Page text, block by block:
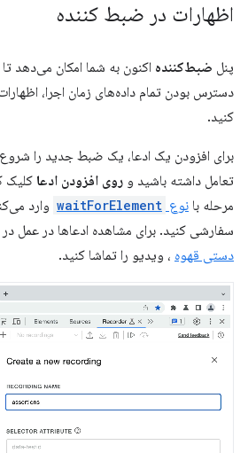
اظهارات در ضبط کننده
پنل ضبط‌کننده اکنون به شما امکان می‌دهد
کنید.
برای افزودن یک ادعا، یک ضبط جدید را
تعامل داشته باشید و روی افزودن ادعا کلیک
مرحله با نوع waitForElement وارد
سفارشی کنید. برای مشاهده ادعاها در عمل در
دستی قهوه ، ویدیو را تماشا کنید.